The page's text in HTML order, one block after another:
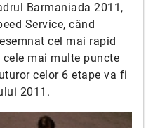
Barmaniada 2011,
Service, când
cel mai rapid
mai multe puncte
celor 6 etape va fi
2011.